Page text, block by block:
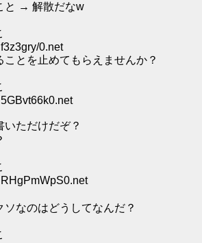
と → 解散だなw
0.net
とを止めてもらえませんか？
ただけだぞ？
なのはどうしてなんだ？